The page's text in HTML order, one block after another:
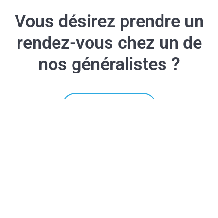
Vous désirez prendre un
rendez-vous chez un de
nos généralistes ?